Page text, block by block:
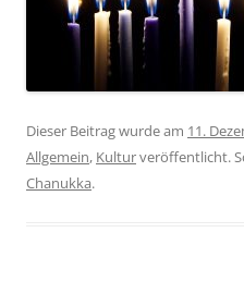
Dieser Beitrag wurde am 11.
Allgemein, Kulturveröffentlicht.
Chanukka.